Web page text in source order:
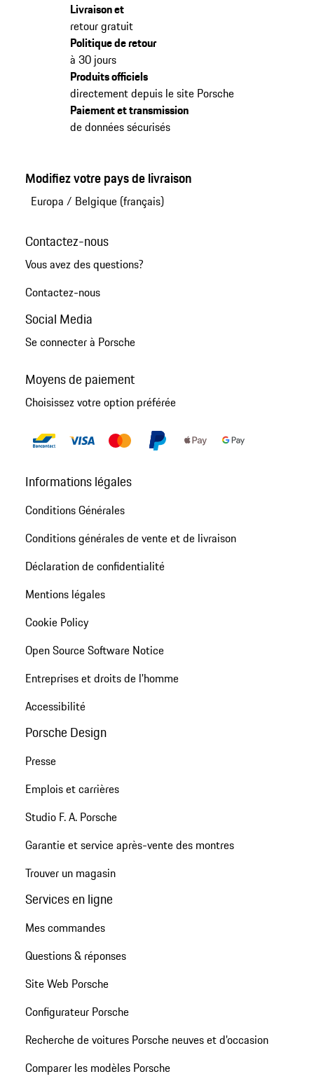
Livraison et
retour gratuit
Politique de retour
à 30 jours
Produits officiels
directement depuis le site Porsche
Paiement et transmission
de données sécurisés
Modifiez votre pays de livraison
Europa / Belgique (français)
Contactez-nous
Vous avez des questions?
Contactez-nous
Social Media
Se connecter à Porsche
Moyens de paiement
Choisissez votre option préférée
Informations légales
Conditions Générales
Conditions générales de vente et de livraison
Déclaration de confidentialité
Mentions légales
Cookie Policy
Open Source Software Notice
Entreprises et droits de l'homme
Accessibilité
Porsche Design
Presse
Emplois et carrières
Studio F. A. Porsche
Garantie et service après-vente des montres
Trouver un magasin
Services en ligne
Mes commandes
Questions & réponses
Site Web Porsche
Configurateur Porsche
Recherche de voitures Porsche neuves et d'occasion
Comparer les modèles Porsche